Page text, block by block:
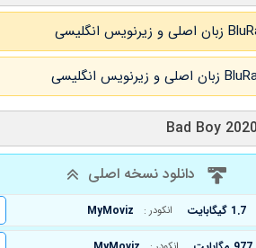
دانلود نسخه اصلی
1.7 گیگابایت انکودر : MyMoviz